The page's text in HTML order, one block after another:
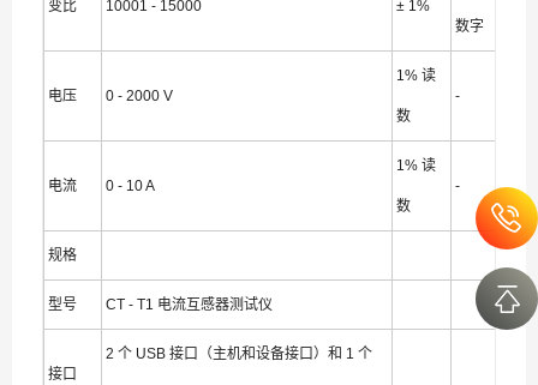
变比 10001 - 15000 ± 1%
数字
电压 0 - 2000 V
1% 读
数
-
电流 0 - 10 A
1% 读
数
-
规格
型号 CT - T1 电流互感器测试仪
接口
2 个 USB 接口（主机和设备接口）和 1 个